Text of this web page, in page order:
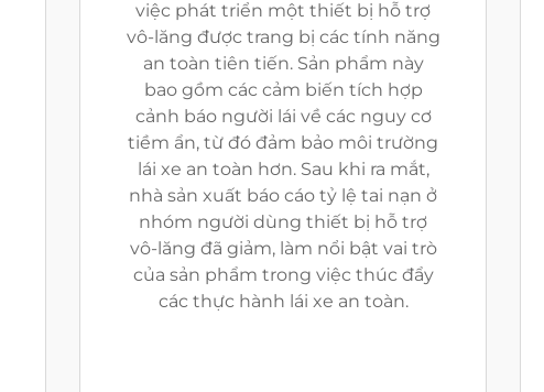
việc phát triển một thiết bị hỗ trợ
vô-lăng được trang bị các tính năng
an toàn tiên tiến. Sản phẩm này
bao gồm các cảm biến tích hợp
cảnh báo người lái về các nguy cơ
tiềm ẩn, từ đó đảm bảo môi trường
lái xe an toàn hơn. Sau khi ra mắt,
nhà sản xuất báo cáo tỷ lệ tai nạn ở
nhóm người dùng thiết bị hỗ trợ
vô-lăng đã giảm, làm nổi bật vai trò
của sản phẩm trong việc thúc đẩy
các thực hành lái xe an toàn.